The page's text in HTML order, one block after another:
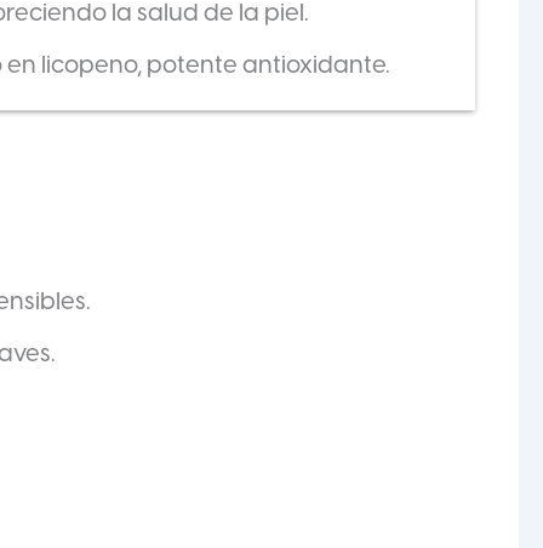
la salud de la piel.
en licopeno, potente antioxidante.